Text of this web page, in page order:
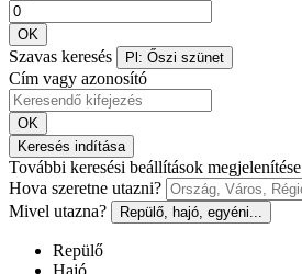
OK
Szavas keresés Pl: Őszi szünet
Cím vagy azonosító
OK
Keresés indítása
További keresési beállítások megjelenítése
Hova szeretne utazni?
Mivel utazna?
Repülő, hajó, egyéni...
Repülő
Hajó